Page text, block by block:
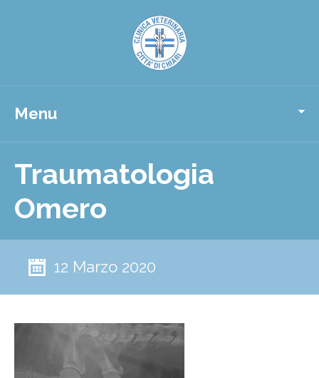
Menu
Traumatologia
Omero
12 Marzo 2020